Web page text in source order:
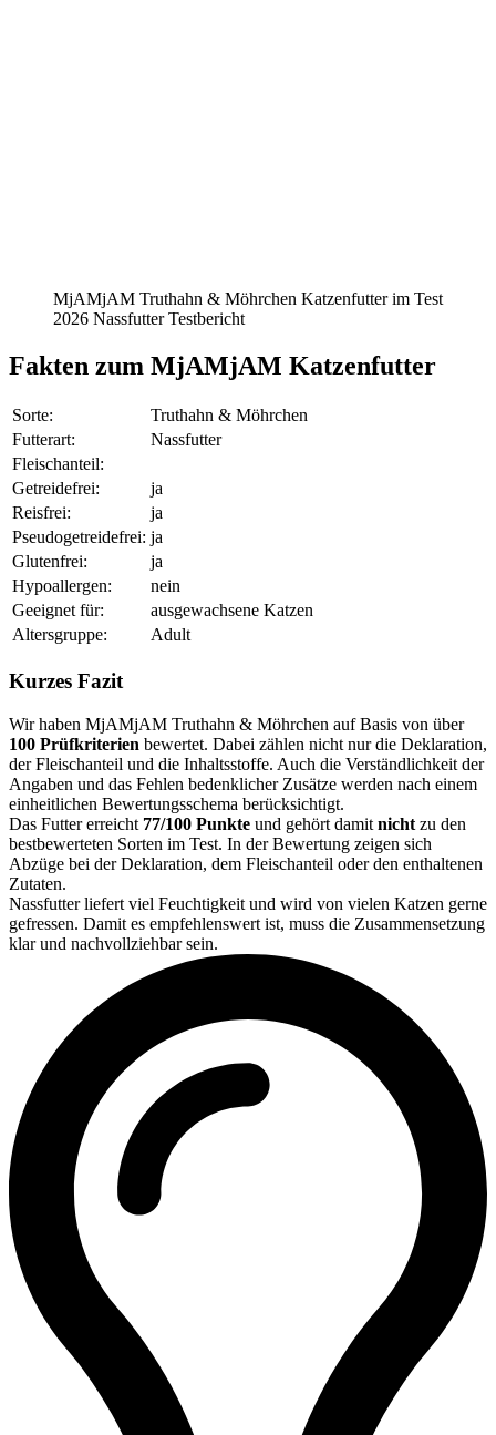
MjAMjAM Truthahn & Möhrchen Katzenfutter im Test
2026 Nassfutter Testbericht
Fakten zum MjAMjAM Katzenfutter
Sorte:
Truthahn & Möhrchen
Futterart:
Nassfutter
Fleischanteil:
Getreidefrei:
ja
Reisfrei:
ja
Pseudogetreidefrei: ja
Glutenfrei:
ja
Hypoallergen:
nein
Geeignet für:
ausgewachsene Katzen
Altersgruppe:
Adult
Kurzes Fazit
Wir haben MjAMjAM Truthahn & Möhrchen auf Basis von über
100 Prüfkriterien bewertet. Dabei zählen nicht nur die Deklaration,
der Fleischanteil und die Inhaltsstoffe. Auch die Verständlichkeit der
Angaben und das Fehlen bedenklicher Zusätze werden nach einem
einheitlichen Bewertungsschema berücksichtigt.
Das Futter erreicht 77/100 Punkte und gehört damit nicht zu den
bestbewerteten Sorten im Test. In der Bewertung zeigen sich
Abzüge bei der Deklaration, dem Fleischanteil oder den enthaltenen
Zutaten.
Nassfutter liefert viel Feuchtigkeit und wird von vielen Katzen gerne
gefressen. Damit es empfehlenswert ist, muss die Zusammensetzung
klar und nachvollziehbar sein.